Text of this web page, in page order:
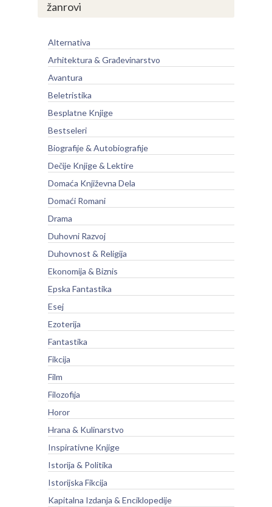
žanrovi
Alternativa
Arhitektura & Građevinarstvo
Avantura
Beletristika
Besplatne Knjige
Bestseleri
Biografije & Autobiografije
Dečije Knjige & Lektire
Domaća Književna Dela
Domaći Romani
Drama
Duhovni Razvoj
Duhovnost & Religija
Ekonomija & Biznis
Epska Fantastika
Esej
Ezoterija
Fantastika
Fikcija
Film
Filozofija
Horor
Hrana & Kulinarstvo
Inspirativne Knjige
Istorija & Politika
Istorijska Fikcija
Kapitalna Izdanja & Enciklopedije